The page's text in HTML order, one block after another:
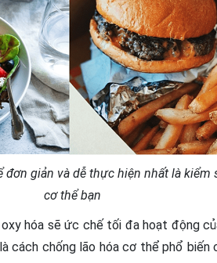
giản và dễ thực hiện nhất là kiểm
cơ thể bạn
hóa sẽ ức chế tối đa hoạt động
cách chống lão hóa cơ thể phổ biến